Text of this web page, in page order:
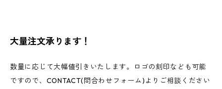
大量注文承ります！
数量に応じて大幅値引きいたします。ロゴの刻印なども可能
ですので、CONTACT(問合わせフォーム)よりご相談ください